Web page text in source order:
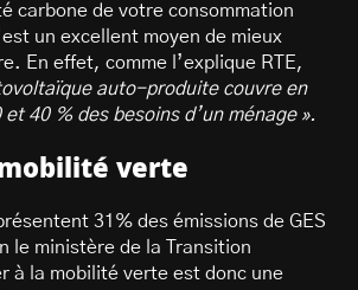
carbone de votre consommation
un excellent moyen de mieux
En effet, comme l’explique RTE,
auto-produite couvre en
40 % des besoins d’un ménage ».
mobilité verte
31% des émissions de GES
le ministère de la Transition
à la mobilité verte est donc une